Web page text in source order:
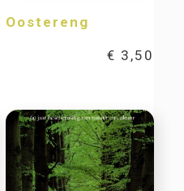
Oostereng
€ 3,50